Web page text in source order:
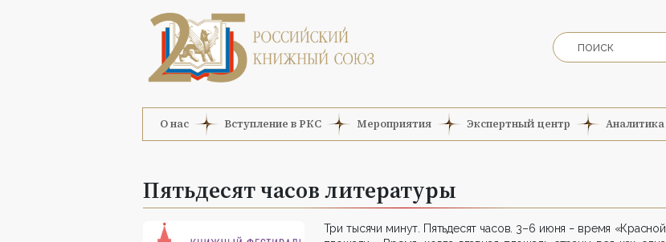
О нас Вступление в РКС Мероприятия Экспертный центр Аналитика
Пятьдесят часов литературы
Три тысячи минут. Пятьдесят часов. 3–6 июня – время «Красной